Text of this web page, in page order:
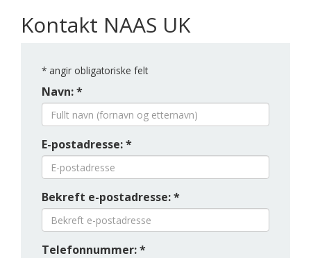
Kontakt NAAS UK
* angir obligatoriske felt
Navn: *
E-postadresse: *
Bekreft e-postadresse: *
Telefonnummer: *